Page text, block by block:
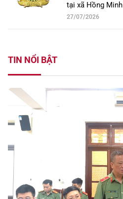
tại xã Hồng Minh
27/07/2026
TIN NỔI BẬT